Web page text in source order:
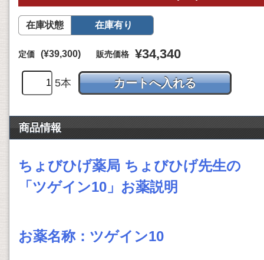
在庫状態 在庫有り
定価 (¥39,300) 販売価格 ¥34,340
5本
商品情報
ちょびひげ薬局 ちょびひげ先生の
「ツゲイン10」お薬説明
お薬名称： ツゲイン10